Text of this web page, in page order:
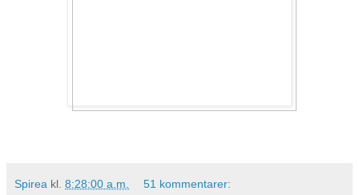
Spirea kl. 8:28:00 a.m. 51 kommentarer: